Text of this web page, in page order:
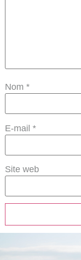
Nom *
E-mail *
Site web